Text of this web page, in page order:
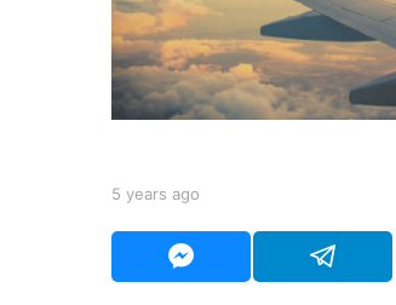
r
s
a
g
b
t
j
5 years ago
r